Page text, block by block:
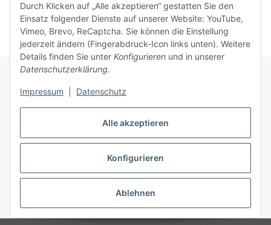
Alle akzeptieren
Konfigurieren
Ablehnen
Durch Klicken auf „Alle akzeptieren“ gestatten Sie den
Einsatz folgender Dienste auf unserer Website: YouTube,
Vimeo, Brevo, ReCaptcha. Sie können die Einstellung
jederzeit ändern (Fingerabdruck-Icon links unten). Weitere
Details finden Sie unter Konfigurieren und in unserer
Datenschutzerklärung.
Impressum Datenschutz
Gesetzliche Informationen